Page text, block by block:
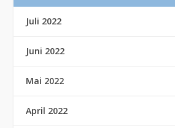
Juli 2022
Juni 2022
Mai 2022
April 2022